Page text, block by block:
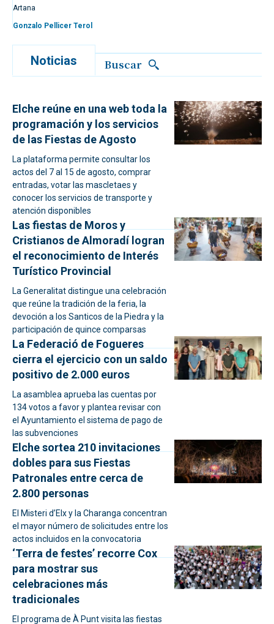
Artana
Gonzalo Pellicer Terol
Noticias Buscar
Elche reúne en una web toda la
programación y los servicios
de las Fiestas de Agosto
La plataforma permite consultar los
actos del 7 al 15 de agosto, comprar
entradas, votar las mascletaes y
conocer los servicios de transporte y
atención disponibles
Las fiestas de Moros y
Cristianos de Almoradí logran
el reconocimiento de Interés
Turístico Provincial
La Generalitat distingue una celebración
que reúne la tradición de la feria, la
devoción a los Santicos de la Piedra y la
participación de quince comparsas
La Federació de Fogueres
cierra el ejercicio con un saldo
positivo de 2.000 euros
La asamblea aprueba las cuentas por
134 votos a favor y plantea revisar con
el Ayuntamiento el sistema de pago de
las subvenciones
Elche sortea 210 invitaciones
dobles para sus Fiestas
Patronales entre cerca de
2.800 personas
El Misteri d’Elx y la Charanga concentran
el mayor número de solicitudes entre los
actos incluidos en la convocatoria
‘Terra de festes’ recorre Cox
para mostrar sus
celebraciones más
tradicionales
El programa de À Punt visita las fiestas